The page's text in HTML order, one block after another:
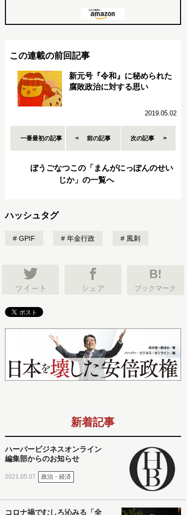
この連載の前回記事
新元号『令和』に秘められた
腐敗政治に対する思い
2019.05.02
一番最初の記事 前の記事 次の記事
ぼうごなつこの「まんがにっぽんのせい
じか」の一覧へ
ハッシュタグ
GPIF 年金行政 風刺
B!
ブックマーク
新着記事
ハーバービジネスオンライン
編集部からのお知らせ
2021.05.07 政治・経済
コロナ禍でむしろ沁みる「全